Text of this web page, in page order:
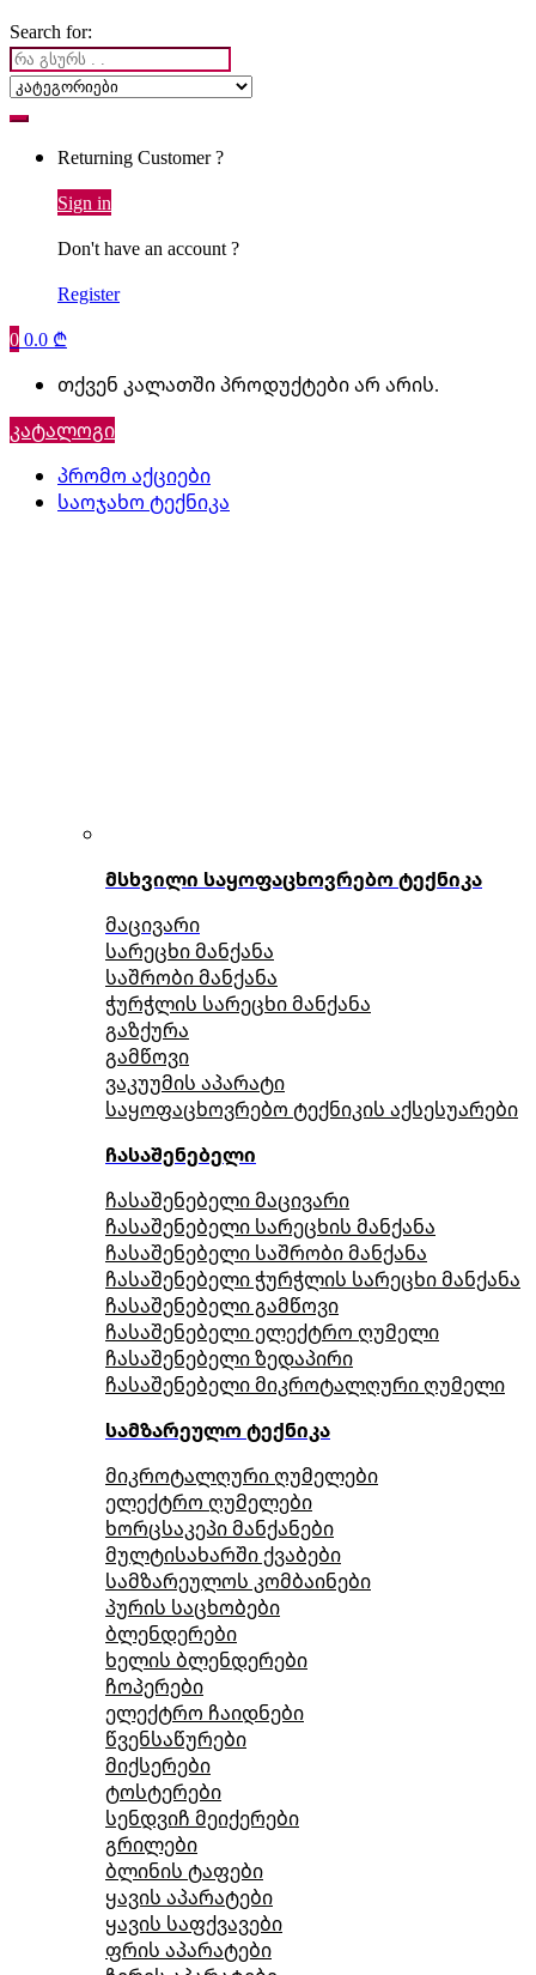
Search for:
Returning Customer ?
Sign in
Don't have an account ?
Register
00.0 ₾
თქვენ კალათში პროდუქტები არ არის.
კატალოგი
პრომო აქციები
საოჯახო ტექნიკა
მსხვილი საყოფაცხოვრებო ტექნიკა
მაცივარი
სარეცხი მანქანა
საშრობი მანქანა
ჭურჭლის სარეცხი მანქანა
გაზქურა
გამწოვი
ვაკუუმის აპარატი
საყოფაცხოვრებო ტექნიკის აქსესუარები
ჩასაშენებელი
ჩასაშენებელი მაცივარი
ჩასაშენებელი სარეცხის მანქანა
ჩასაშენებელი საშრობი მანქანა
ჩასაშენებელი ჭურჭლის სარეცხი მანქანა
ჩასაშენებელი გამწოვი
ჩასაშენებელი ელექტრო ღუმელი
ჩასაშენებელი ზედაპირი
ჩასაშენებელი მიკროტალღური ღუმელი
სამზარეულო ტექნიკა
მიკროტალღური ღუმელები
ელექტრო ღუმელები
ხორცსაკეპი მანქანები
მულტისახარში ქვაბები
სამზარეულოს კომბაინები
პურის საცხობები
ბლენდერები
ხელის ბლენდერები
ჩოპერები
ელექტრო ჩაიდნები
წვენსაწურები
მიქსერები
ტოსტერები
სენდვიჩ მეიქერები
გრილები
ბლინის ტაფები
ყავის აპარატები
ყავის საფქვავები
ფრის აპარატები